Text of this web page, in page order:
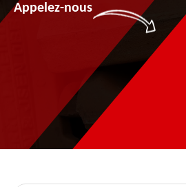
Appelez-nous